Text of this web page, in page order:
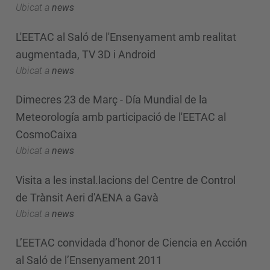
Ubicat a news
L'EETAC al Saló de l'Ensenyament amb realitat
augmentada, TV 3D i Android
Ubicat a news
Dimecres 23 de Març - Día Mundial de la
Meteorología amb participació de l'EETAC al
CosmoCaixa
Ubicat a news
Visita a les instal.lacions del Centre de Control
de Trànsit Aeri d'AENA a Gavà
Ubicat a news
L’EETAC convidada d’honor de Ciencia en Acción
al Saló de l’Ensenyament 2011